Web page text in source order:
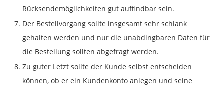
Rücksendemöglichkeiten gut auffindbar sein.
Der Bestellvorgang sollte insgesamt sehr schlank
gehalten werden und nur die unabdingbaren Daten für
die Bestellung sollten abgefragt werden.
Zu guter Letzt sollte der Kunde selbst entscheiden
können, ob er ein Kundenkonto anlegen und seine